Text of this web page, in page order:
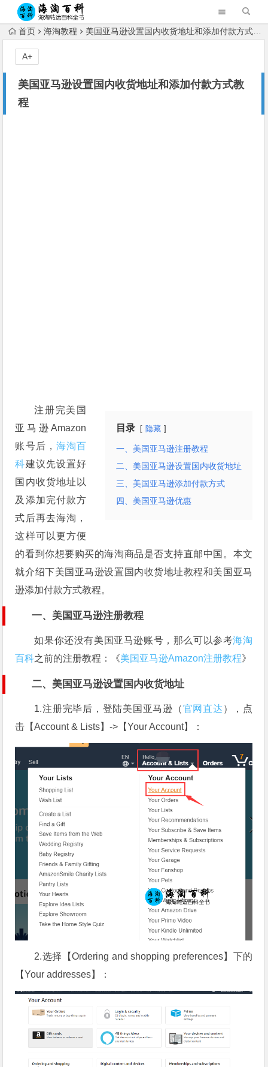
首页 海淘教程 美国亚马逊设置国内收货地址和添加付款方式教程
美国亚马逊设置国内收货地址和添加付款方式教
程
A+
目录 隐藏
一、美国亚马逊注册教程
二、美国亚马逊设置国内收货地址
三、美国亚马逊添加付款方式
四、美国亚马逊优惠
注册完美国
亚马逊Amazon
账号后， 海淘百
科建议先设置好
国内收货地址以
及添加完付款方
式后再去海淘，
这样可以更方便
的看到你想要购买的海淘商品是否支持直邮中国。本文
就介绍下美国亚马逊设置国内收货地址教程和美国亚马
逊添加付款方式教程。
一、美国亚马逊注册教程
如果你还没有美国亚马逊账号，那么可以参考海淘
百科之前的注册教程：《美国亚马逊Amazon注册教程》
二、美国亚马逊设置国内收货地址
1.注册完毕后，登陆美国亚马逊（官网直达 ），点
击【Account & Lists】->【Your Account】：
2.选择【Ordering and shopping preferences】下的
【Your addresses】：